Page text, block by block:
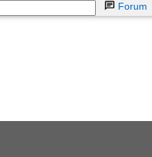
Forum